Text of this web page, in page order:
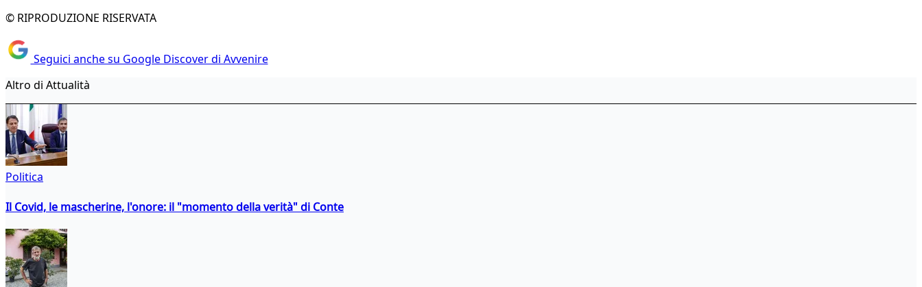
© RIPRODUZIONE RISERVATA
Seguici anche su Google Discover di Avvenire
Altro di Attualità
Politica
Il Covid, le mascherine, l'onore: il "momento della verità" di Conte